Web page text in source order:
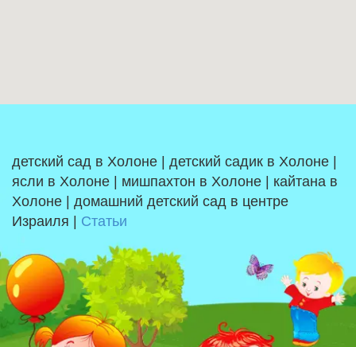
детский сад в Холоне | детский садик в Холоне |
ясли в Холоне | мишпахтон в Холоне | кайтана в
Холоне | домашний детский сад в центре
Израиля | Статьи